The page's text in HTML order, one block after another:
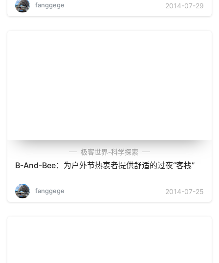
fanggege 2014-07-29
极客世界-科学探索
B-And-Bee：为户外节热衷者提供舒适的过夜“客栈”
fanggege 2014-07-25